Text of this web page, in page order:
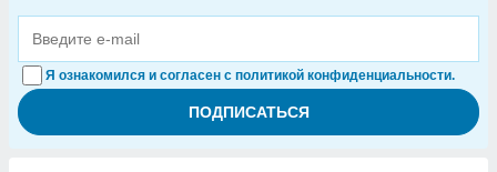
Я ознакомился и согласен с политикой конфиденциальности.